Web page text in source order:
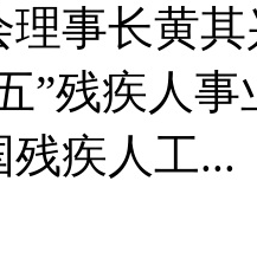
理事长黄
”残疾人
疾人工...